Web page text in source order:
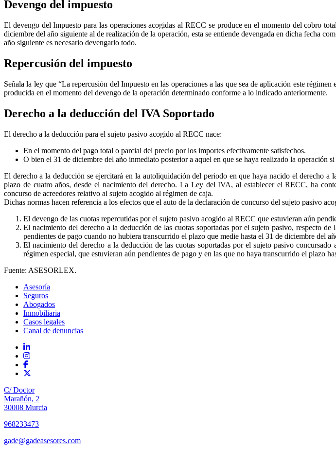
Devengo del impuesto
El devengo del Impuesto para las operaciones acogidas al RECC se produce en el momento del cobro
diciembre del año siguiente al de realización de la operación, esta se entiende devengada en dicha fecha
año siguiente es necesario devengarlo todo.
Repercusión del impuesto
Señala la ley que “La repercusión del Impuesto en las operaciones a las que sea de aplicación este
producida en el momento del devengo de la operación determinado conforme a lo indicado anteriormente.
Derecho a la deducción del IVA Soportado
El derecho a la deducción para el sujeto pasivo acogido al RECC nace:
En el momento del pago total o parcial del precio por los importes efectivamente satisfechos.
O bien el 31 de diciembre del año inmediato posterior a aquel en que se haya realizado la operación
El derecho a la deducción se ejercitará en la autoliquidación del periodo en que haya nacido el derecho
plazo de cuatro años, desde el nacimiento del derecho. La Ley del IVA, al establecer el RECC, ha
concurso de acreedores relativo al sujeto acogido al régimen de caja.
Dichas normas hacen referencia a los efectos que el auto de la declaración de concurso del sujeto pasivo
El devengo de las cuotas repercutidas por el sujeto pasivo acogido al RECC que estuvieran aún
El nacimiento del derecho a la deducción de las cuotas soportadas por el sujeto pasivo, respecto
pendientes de pago cuando no hubiera transcurrido el plazo que medie hasta el 31 de diciembre del
El nacimiento del derecho a la deducción de las cuotas soportadas por el sujeto pasivo
régimen especial, que estuvieran aún pendientes de pago y en las que no haya transcurrido el plazo
Fuente: ASESORLEX.
Asesoría
Seguros
Abogados
Inmobiliaria
Casos legales
Canal de denuncias
C/ Doctor
Marañón, 2
30008 Murcia
968233473
gade@gadeasesores.com